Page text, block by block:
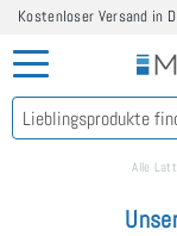
Kostenloser Versand in
Alle